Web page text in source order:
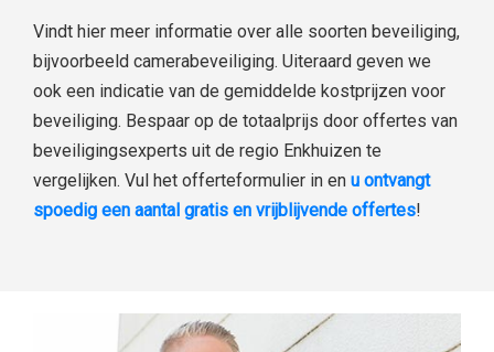
Vindt hier meer informatie over alle soorten beveiliging,
bijvoorbeeld camerabeveiliging. Uiteraard geven we
ook een indicatie van de gemiddelde kostprijzen voor
beveiliging. Bespaar op de totaalprijs door offertes van
beveiligingsexperts uit de regio Enkhuizen te
vergelijken. Vul het offerteformulier in en u ontvangt
spoedig een aantal gratis en vrijblijvende offertes!